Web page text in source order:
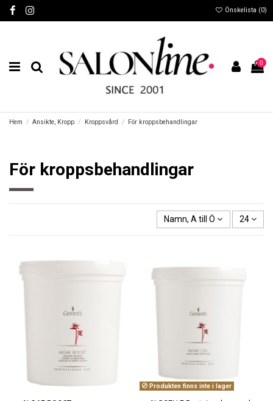
Önskelista (0)
0
Hem Ansikte, Kropp Kroppsvård För kroppsbehandlingar
För kroppsbehandlingar
Namn, A till Ö 24
Produkten finns inte i lager